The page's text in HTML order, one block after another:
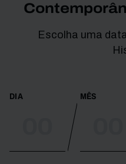
Escolha uma
DIA MÊS